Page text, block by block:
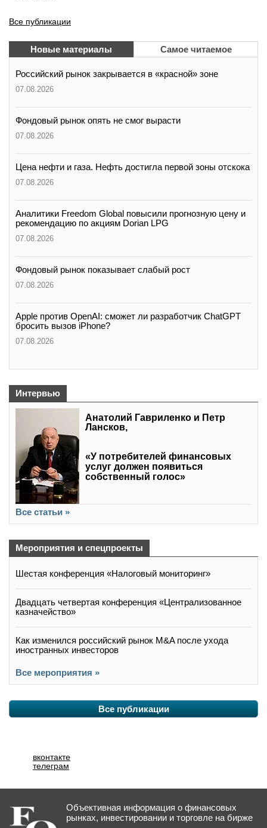
Все публикации
Новые материалы Самое читаемое
Российский рынок закрывается в «красной» зоне
07.08.2026
Фондовый рынок опять не смог вырасти
07.08.2026
Цена нефти и газа. Нефть достигла первой зоны отскока
07.08.2026
Аналитики Freedom Global повысили прогнозную цену и
рекомендацию по акциям Dorian LPG
07.08.2026
Фондовый рынок показывает слабый рост
07.08.2026
Apple против OpenAI: сможет ли разработчик ChatGPT
бросить вызов iPhone?
07.08.2026
Интервью
Анатолий Гавриленко и Петр
Лансков,
«У потребителей финансовых
услуг должен появиться
собственный голос»
Все статьи »
Мероприятия и спецпроекты
Шестая конференция «Налоговый мониторинг»
Двадцать четвертая конференция «Централизованное
казначейство»
Как изменился российский рынок M&A после ухода
иностранных инвесторов
Все мероприятия »
Все публикации
вконтакте
телеграм
Объективная информация о финансовых
рынках, инвестировании и торговле на бирже